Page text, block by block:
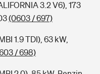
3.2 V6), 173
(0603 / 697)
1.9 TDI), 63 kW,
/ 698)